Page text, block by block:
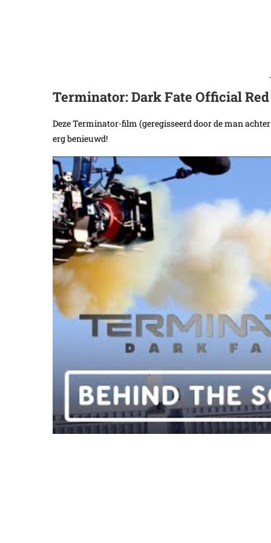
Terminator: Dark Fate Official Red
Deze Terminator-film (geregisseerd door de man
erg benieuwd!